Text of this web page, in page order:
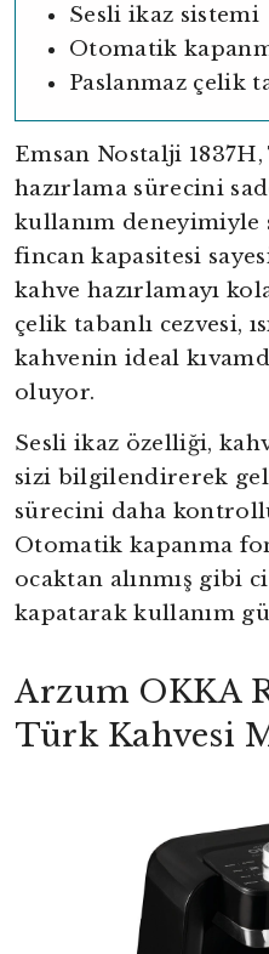
Sesli ikaz sistemi
Otomatik
Paslanmaz çelik
Emsan Nostalji
hazırlama sürecini
kullanım deneyimiyle
fincan kapasitesi
kahve hazırlamayı
çelik tabanlı cezvesi,
kahvenin ideal
oluyor.
Sesli ikaz özelliği,
sizi bilgilendirerek
sürecini daha
Otomatik kapanma
ocaktan alınmış gibi
kapatarak kullanım
Arzum OKKA
Türk Kahvesi